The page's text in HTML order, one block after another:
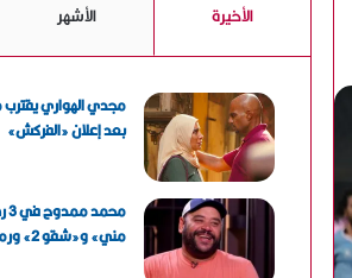
الأخيرة الأشهر
مجدي الهواري يقترب
بعد إعلان «الفركش»
مني» و«شقو 2» ورمضان 2027